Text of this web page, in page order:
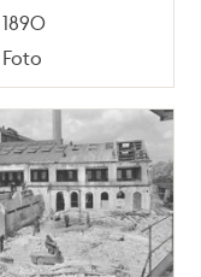
1890
Foto